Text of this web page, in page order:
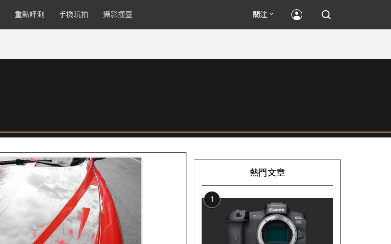
重點評測 手機玩拍 攝影擂臺 關注
熱門文章
1